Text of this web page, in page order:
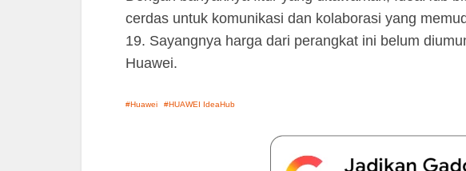
cerdas untuk komunikasi dan kolaborasi yang
19. Sayangnya harga dari perangkat ini belum
Huawei.
Huawei HUAWEI IdeaHub